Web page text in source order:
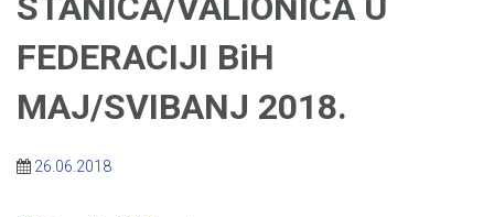
FEDERACIJI BiH
MAJ/SVIBANJ 2018.
26.06.2018